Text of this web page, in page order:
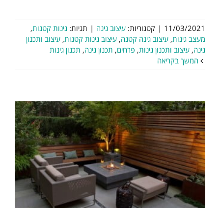
11/03/2021
| קטגוריות: עיצוב גינה | תגיות: גינות קטנות,
מעצב גינות, עיצוב גינה קטנה, עיצוב גינות קטנות, עיצוב ותכנון
גינה, עיצוב ותכנון גינות, פרחים, תכנון גינה, תכנון גינות
המשך בקריאה